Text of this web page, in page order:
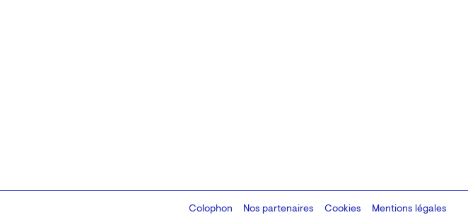
Colophon
Design:Marcel Kaczmarek, code:8080.studio
Nos partenaires Cookies Mentions légales